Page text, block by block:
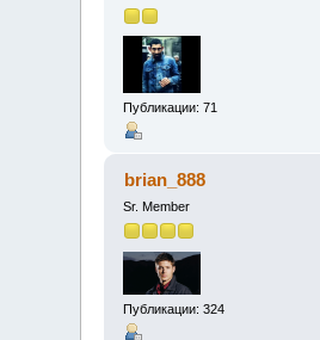
Публикации: 71
brian_888
Sr. Member
Публикации: 324